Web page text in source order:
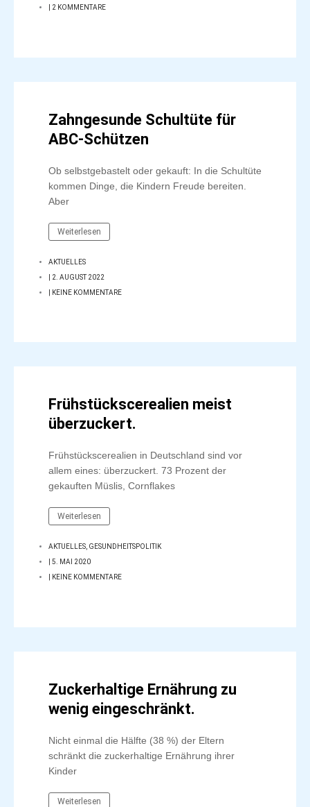
2 KOMMENTARE
Zahngesunde Schultüte für
ABC-Schützen
Ob selbstgebastelt oder gekauft: In die Schultüte
kommen Dinge, die Kindern Freude bereiten.
Aber
Weiterlesen
AKTUELLES
2. AUGUST 2022
KEINE KOMMENTARE
Frühstückscerealien meist
überzuckert.
Frühstückscerealien in Deutschland sind vor
allem eines: überzuckert. 73 Prozent der
gekauften Müslis, Cornflakes
Weiterlesen
AKTUELLES GESUNDHEITSPOLITIK
5. MAI 2020
KEINE KOMMENTARE
Zuckerhaltige Ernährung zu
wenig eingeschränkt.
Nicht einmal die Hälfte (38 %) der Eltern
schränkt die zuckerhaltige Ernährung ihrer
Kinder
Weiterlesen